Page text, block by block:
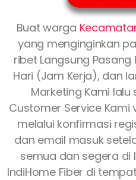
Buat warga
yang menginginkan
ribet Langsung
Hari (Jam Kerja), dan
Marketing Kami
Customer Service Kami
melalui konfirmasi
dan email masuk
semua dan segera di
IndiHome Fiber di